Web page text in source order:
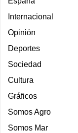
Internacional
Opinión
Deportes
Sociedad
Cultura
Gráficos
Somos Agro
Somos Mar